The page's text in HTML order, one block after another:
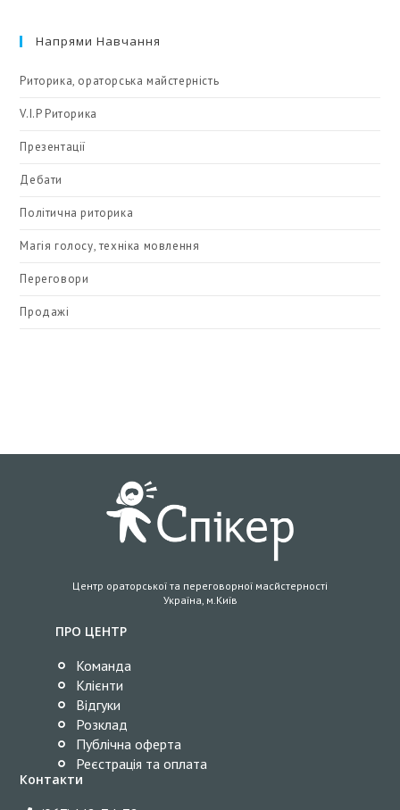
Напрями Навчання
Риторика, ораторська майстерність
V.I.P Риторика
Презентації
Дебати
Політична риторика
Магія голосу, техніка мовлення
Переговори
Продажі
Центр ораторської та переговорної масйстерності
Україна, м.Київ
ПРО ЦЕНТР
Команда
Клієнти
Відгуки
Розклад
Публічна оферта
Реєстрація та оплата
Контакти